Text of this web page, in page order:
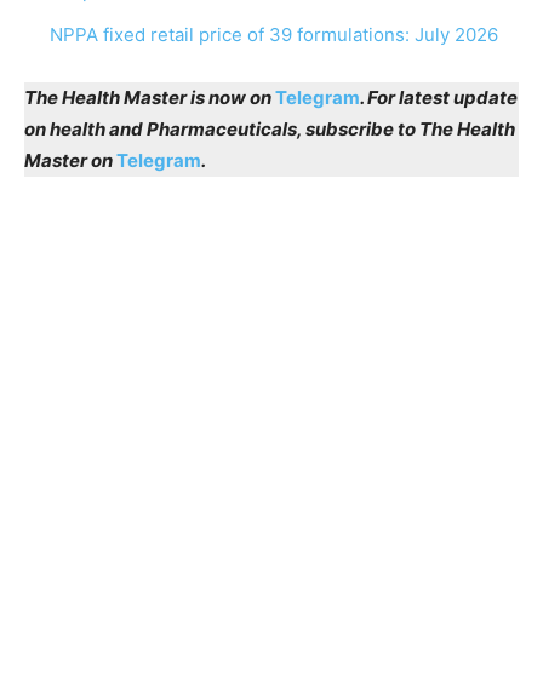
NPPA fixed retail price of 39 formulations: July 2026
The Health Master is now onTelegram. For latest update
on health and Pharmaceuticals, subscribe to The Health
Master onTelegram.